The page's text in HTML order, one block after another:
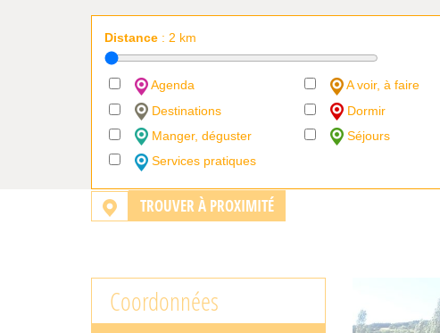
TROUVER À PROXIMITÉ
Distance : 2 km
Agenda
A voir, à faire
Destinations
Dormir
Manger, déguster
Séjours
Services pratiques
Coordonnées